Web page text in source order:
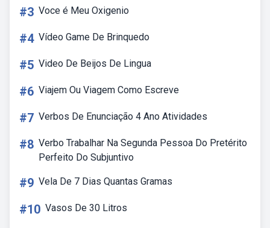
#3 Voce é Meu Oxigenio
#4 Vídeo Game De Brinquedo
#5 Video De Beijos De Lingua
#6 Viajem Ou Viagem Como Escreve
#7 Verbos De Enunciação 4 Ano Atividades
#8 Verbo Trabalhar Na Segunda Pessoa Do Pretérito
Perfeito Do Subjuntivo
#9 Vela De 7 Dias Quantas Gramas
#10 Vasos De 30 Litros